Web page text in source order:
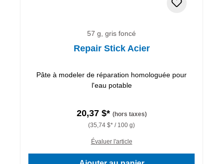
57 g, gris foncé
Repair Stick Acier
Pâte à modeler de réparation homologuée pour
l'eau potable
20,37 $* (hors taxes)
(35,74 $* / 100 g)
Évaluer l'article